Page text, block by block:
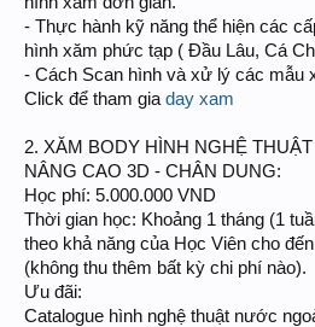
- Thực hành kỹ năng thể hiện các
hình xăm phức tạp ( Đầu Lâu, Cá
- Cách Scan hình và xử lý các mẫu
Click để tham gia day xam
2. XĂM BODY HÌNH NGHỆ
NÂNG CAO 3D - CHÂN DUNG:
Học phí: 5.000.000 VND
Thời gian học: Khoảng 1 tháng (1
theo khả năng của Học Viên cho
(không thu thêm bất kỳ chi phí nào).
Ưu đãi:
Catalogue hình nghệ thuật nước